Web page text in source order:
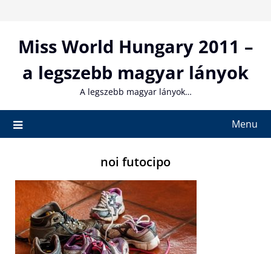
contentMiss World Hungary 2011 –
a legszebb magyar lányok
A legszebb magyar lányok…
Menu
noi futocipo